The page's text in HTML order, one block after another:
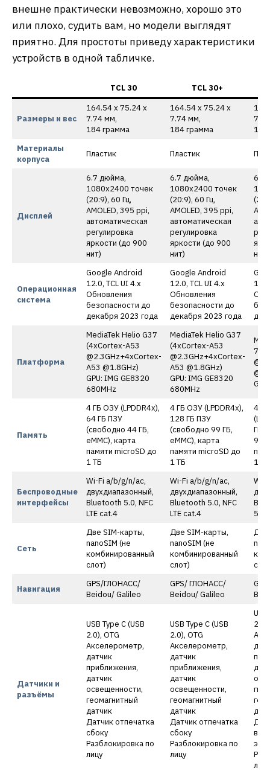
внешне практически невозможно, хорошо это
или плохо, судить вам, но модели выглядят
приятно. Для простоты приведу характеристики
устройств в одной табличке.
TCL 30 TCL 30+
Размеры и вес
164.54 x 75.24 x
7.74 мм,
184 грамма
164.54 x 75.24 x
7.74 мм,
184 грамма
184
Материалы
корпуса
Пластик Пластик
Дисплей
6.7 дюйма,
1080х2400 точек
(20:9), 60 Гц,
AMOLED, 395 ppi,
автоматическая
регулировка
яркости (до 900
нит)
6.7 дюйма,
1080х2400 точек
(20:9), 60 Гц,
AMOLED, 395 ppi,
автоматическая
регулировка
яркости (до 900
нит)
6.7
нит)
Операционная
система
Google Android
12.0, TCL UI 4.x
Обновления
безопасности до
декабря 2023 года
Google Android
12.0, TCL UI 4.x
Обновления
безопасности до
декабря 2023 года
Платформа
MediaTek Helio G37
(4xCortex-A53
@2.3GHz+4xCortex-
A53 @1.8GHz)
GPU: IMG GE8320
680MHz
MediaTek Helio G37
(4xCortex-A53
@2.3GHz+4xCortex-
A53 @1.8GHz)
GPU: IMG GE8320
680MHz
700
Память
4 ГБ ОЗУ (LPDDR4x),
64 ГБ ПЗУ
(свободно 44 ГБ,
eMMC), карта
памяти microSD до
1 ТБ
4 ГБ ОЗУ (LPDDR4x),
128 ГБ ПЗУ
(свободно 99 ГБ,
eMMC), карта
памяти microSD до
1 ТБ
4
ГБ
99
1 ТБ
Беспроводные
интерфейсы
Wi-Fi a/b/g/n/ac,
двухдиапазонный,
Bluetooth 5.0, NFC
LTE cat.4
Wi-Fi a/b/g/n/ac,
двухдиапазонный,
Bluetooth 5.0, NFC
LTE cat.4
Wi-
5G
Сеть
Две SIM-карты,
nanoSIM (не
комбинированный
слот)
Две SIM-карты,
nanoSIM (не
комбинированный
слот)
Две
Навигация
GPS/ГЛОНАСС/
Beidou/ Galileo
GPS/ ГЛОНАСС/
Beidou/ Galileo
Датчики и
разъёмы
USB Type C (USB
2.0), OTG
Акселерометр,
датчик
приближения,
датчик
освещенности,
геомагнитный
датчик
Датчик отпечатка
сбоку
Разблокировка по
лицу
USB Type C (USB
2.0), OTG
Акселерометр,
датчик
приближения,
датчик
освещенности,
геомагнитный
датчик
Датчик отпечатка
сбоку
Разблокировка по
лицу
лицу